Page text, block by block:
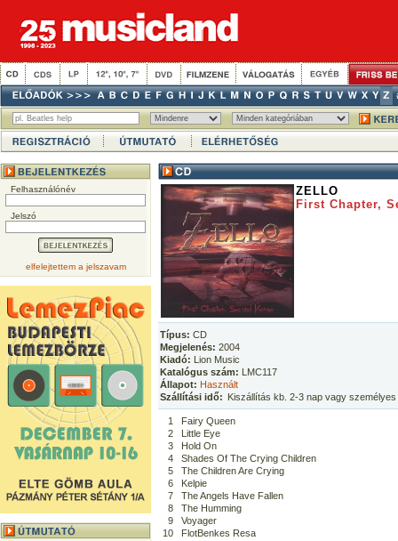
Felhasználónév
Jelszó
elfelejtettem a jelszavam
ZELLO
First Chapter,
Típus: CD
Megjelenés: 2004
Kiadó: Lion Music
Katalógus szám: LMC117
Állapot: Használt
Szállítási idő: Kiszállítás kb. 2-3 nap vagy
1
Fairy Queen
2
Little Eye
3
Hold On
4
Shades Of The Crying Children
5
The Children Are Crying
6
Kelpie
7
The Angels Have Fallen
8
The Humming
9
Voyager
10
FlotBenkes Resa